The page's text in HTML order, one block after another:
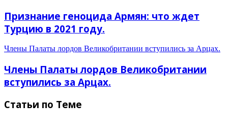
Признание геноцида Армян: что ждет
Турцию в 2021 году.
Члены Палаты лордов Великобритании вступились за Арцах.
Члены Палаты лордов Великобритании
вступились за Арцах.
Статьи по Теме